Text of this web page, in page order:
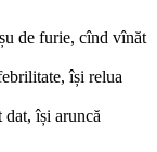
de furie, cînd vînăt
își relua
își aruncă